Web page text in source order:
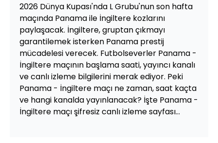
2026 Dünya Kupası'nda L Grubu'nun son hafta
maçında Panama ile İngiltere kozlarını
paylaşacak. İngiltere, gruptan çıkmayı
garantilemek isterken Panama prestij
mücadelesi verecek. Futbolseverler Panama -
İngiltere maçının başlama saati, yayıncı kanalı
ve canlı izleme bilgilerini merak ediyor. Peki
Panama - İngiltere maçı ne zaman, saat kaçta
ve hangi kanalda yayınlanacak? İşte Panama -
İngiltere maçı şifresiz canlı izleme sayfası...